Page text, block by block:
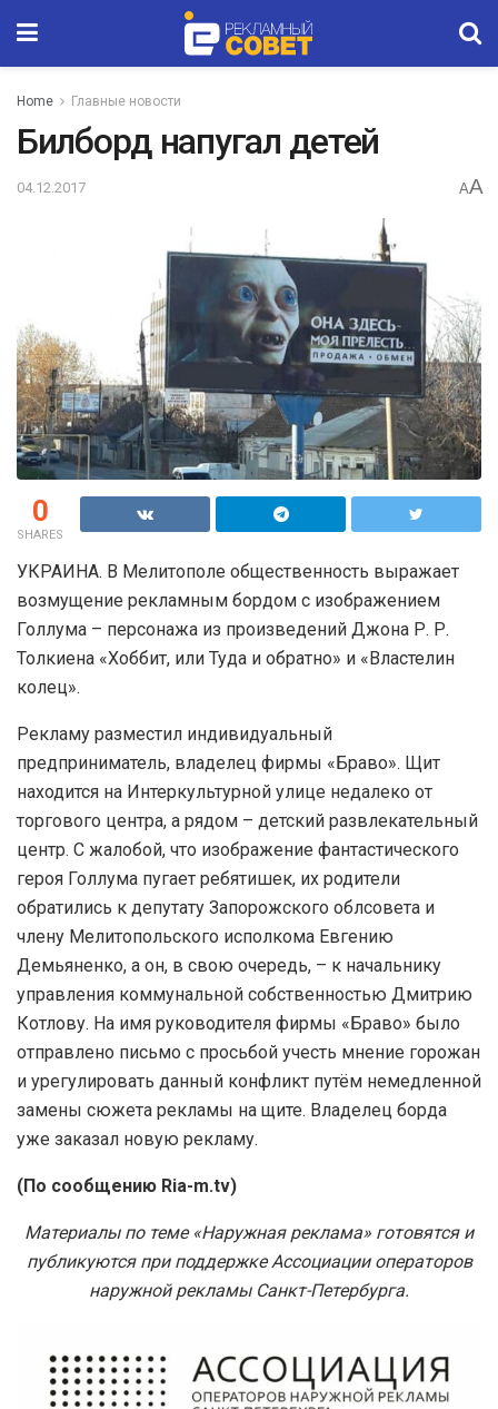
Home Главные новости
Билборд напугал детей
04.12.2017 AA
0
SHARES
УКРАИНА. В Мелитополе общественность выражает
возмущение рекламным бордом с изображением
Голлума – персонажа из произведений Джона Р. Р.
Толкиена «Хоббит, или Туда и обратно» и «Властелин
колец».
Рекламу разместил индивидуальный
предприниматель, владелец фирмы «Браво». Щит
находится на Интеркультурной улице недалеко от
торгового центра, а рядом – детский развлекательный
центр. С жалобой, что изображение фантастического
героя Голлума пугает ребятишек, их родители
обратились к депутату Запорожского облсовета и
члену Мелитопольского исполкома Евгению
Демьяненко, а он, в свою очередь, – к начальнику
управления коммунальной собственностью Дмитрию
Котлову. На имя руководителя фирмы «Браво» было
отправлено письмо с просьбой учесть мнение горожан
и урегулировать данный конфликт путём немедленной
замены сюжета рекламы на щите. Владелец борда
уже заказал новую рекламу.
(По сообщению Ria-m.tv)
Материалы по теме «Наружная реклама» готовятся и
публикуются при поддержке Ассоциации операторов
наружной рекламы Санкт-Петербурга.